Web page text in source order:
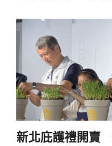
新北庇護禮開賣